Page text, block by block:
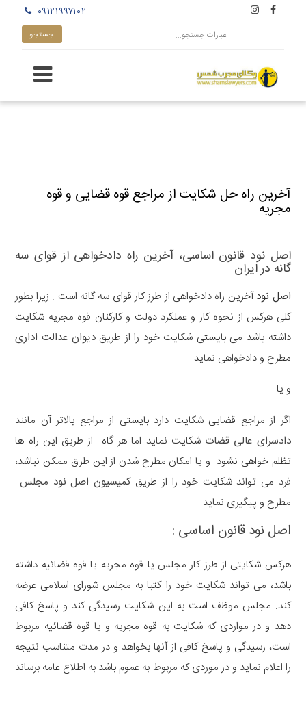
۰۹۱۲۱۹۹۷۱۰۲
آخرین راه حل شکایت از مراجع قوه قضایی و قوه
مجریه
اصل نود قانون اساسی، آخرین راه دادخواهی از قوای سه
گانه در ایران
اصل نودآخرین راه دادخواهی از طرز کار قوای سه گانه است . زیرا بطور
کلی هرکس از نحوه کار و عملکرد دولت و کارکنان قوه مجریه شکایت
داشته باشد می بایستی شکایت خود را از طریقدیوان عدالت اداری
مطرح و دادخواهی نماید.
و یا
اگر از مراجع قضایی شکایت دارد بایستی از مراجع بالاتر آن مانند
دادسرای عالی قضات شکایت نماید اما هر گاه از طریق این راه ها
تظلم خواهی نشود و یا امکان مطرح شدن از این طرق ممکن نباشد،
فرد می تواند شکایت خود را از طریقکمیسیون اصل نود مجلس
مطرح و پیگیری نماید
اصل نود قانون اساسی :
هرکس شکایتی از طرز کار مجلس یا قوه مجریه یا قوه قضائیه داشته
باشد، می تواند شکایت خود را کتبا به مجلس شورای اسلامی عرضه
کند. مجلس موظف است به این شکایت رسیدگی کند و پاسخ کافی
دهد و در مواردی که شکایت به قوه مجریه و یا قوه قضائیه مربوط
است، رسیدگی و پاسخ کافی از آنها بخواهد و در مدت متناسب نتیجه
را اعلام نماید و در موردی که مربوط به عموم باشد به اطلاع عامه برساند
.